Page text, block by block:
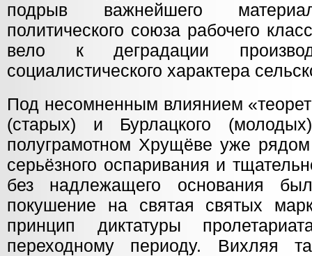
подрыв важнейшего
политического союза рабочего
вело к деградации
социалистического характера
Под несомненным влиянием
(старых) и Бурлацкого
полуграмотном Хрущёве уже
серьёзного оспаривания и
без надлежащего основания
покушение на святая святых
принцип диктатуры
переходному периоду. Вихляя